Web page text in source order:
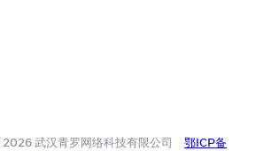
武汉青罗网络科技有限公司
鄂ICP备